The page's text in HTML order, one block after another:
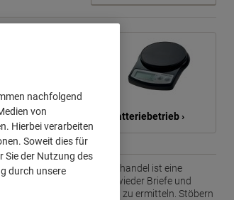
› Batteriebetrieb ›
Nicht nur im Versandhandel ist eine
Büros werden hin und wieder Briefe und
den Preis für den Versand zu ermitteln. Stöbern
nachfolgend
von
Hierbei verarbeiten
Soweit dies für
der Nutzung des
durch unsere